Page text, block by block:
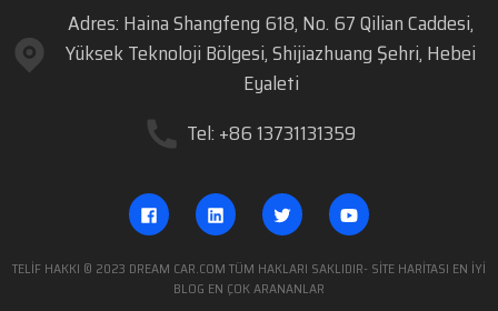
Adres: Haina Shangfeng 618, No. 67 Qilian Caddesi,
Yüksek Teknoloji Bölgesi, Shijiazhuang Şehri, Hebei
Eyaleti
Tel: +86 13731131359
TELIF HAKKI © 2023 DREAM CAR.COM TÜM HAKLARI SAKLIDIR- SITE HARITASI EN İYİ
BLOG EN ÇOK ARANANLAR